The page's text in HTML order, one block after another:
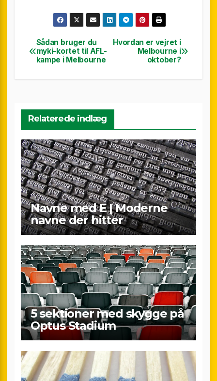
Indlægsnavigation
Hvordan er vejret i
Melbourne i
oktober?
Sådan bruger du
myki-kortet til AFL-
kampe i Melbourne
Relaterede indlæg
Navne med E | Moderne
navne der hitter
5 sektioner med skygge på
Optus Stadium